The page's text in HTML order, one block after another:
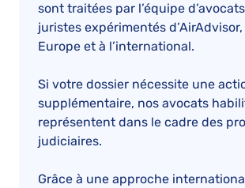
sont traitées par l’équipe
juristes expérimentés
Europe et à l’international.
Si votre dossier nécessite une
supplémentaire, nos avocats
représentent dans le cadre des
judiciaires.
Grâce à une approche